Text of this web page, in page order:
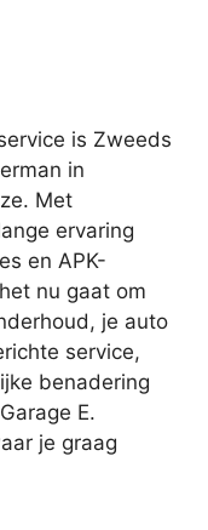
is Zweeds
in
Met
ervaring
en APK-
nu gaat om
je auto
service,
benadering
E.
je graag